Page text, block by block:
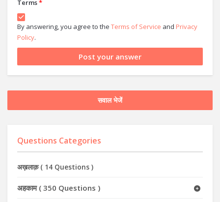
Terms*
By answering, you agree to the Terms of Service and Privacy
Policy.
सवाल भेजें
Questions Categories
अख़लाक़( 14 Questions )
अहकाम ( 350 Questions )